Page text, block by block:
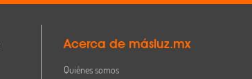
Acerca de másluz.mx
Quiénes somos